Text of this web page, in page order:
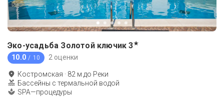
Эко-усадьба Золотой ключик3★
10.0 / 10 2 оценки
Костромская · 82 м до Реки
Бассейны с термальной водой
SPA—процедуры